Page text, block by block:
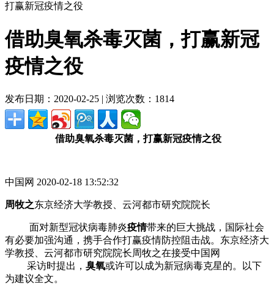
打赢新冠疫情之役
借助臭氧杀毒灭菌，打赢新冠
疫情之役
发布日期：2020-02-25 | 浏览次数：1814
借助臭氧杀毒灭菌，打赢新冠疫情之役
中国网 2020-02-18 13:52:32
周牧之东京经济大学教授、云河都市研究院院长
面对新型冠状病毒肺炎疫情带来的巨大挑战，国际社会
有必要加强沟通，携手合作打赢疫情防控阻击战。东京经济大
学教授、云河都市研究院院长周牧之在接受中国网
采访时提出， 臭氧或许可以成为新冠病毒克星的。以下
为建议全文。